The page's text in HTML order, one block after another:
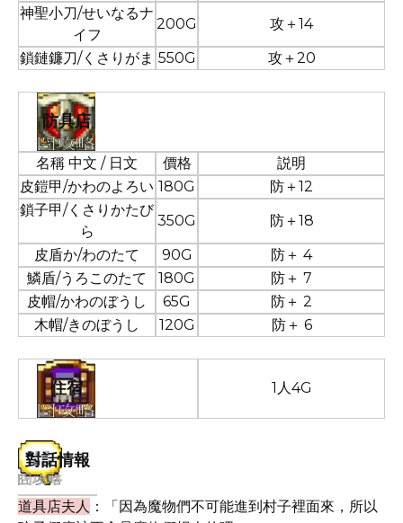
神聖小刀/せいなるナ
イフ
200G
攻＋14
鎖鏈鐮刀/くさりがま 550G 攻＋20
防具店
名稱 中文 / 日文 價格
説明
皮鎧甲/かわのよろい 180G
防＋12
鎖子甲/くさりかたび
ら
350G
防＋18
皮盾か/わのたて
90G
防＋ 4
鱗盾/うろこのたて
180G
防＋ 7
皮帽/かわのぼうし
65G
防＋ 2
木帽/きのぼうし
120G 防＋ 6
住宿 1人4G
對話情報
道具店夫人 ：「因為魔物們不可能進到村子裡面來，所以